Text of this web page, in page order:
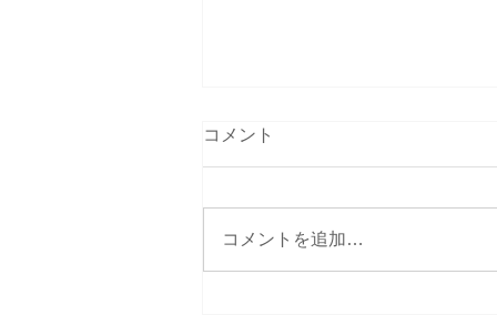
コメント
コメントを追加…